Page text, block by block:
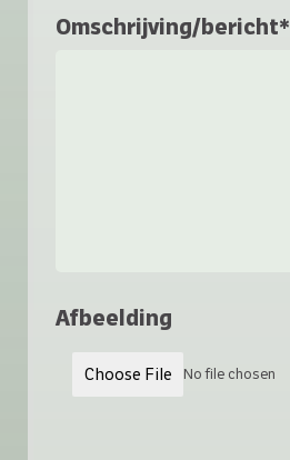
Omschrijving/bericht*
Afbeelding
Choose File No file chosen